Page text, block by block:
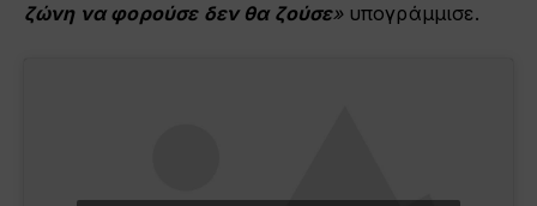
ζώνη να φορούσε δεν θα ζούσε»υπογράμμισε.